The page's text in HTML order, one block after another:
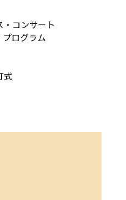
コンサート
ログラム
式